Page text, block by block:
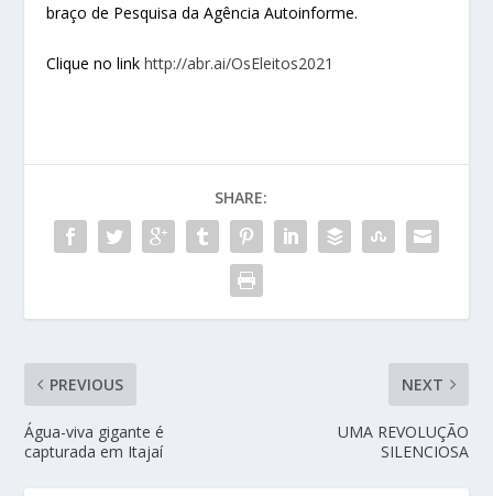
braço de Pesquisa da Agência Autoinforme.
Clique no linkhttp://abr.ai/OsEleitos2021
SHARE:
PREVIOUS
Água-viva gigante é
capturada em Itajaí
NEXT
UMA REVOLUÇÃO
SILENCIOSA